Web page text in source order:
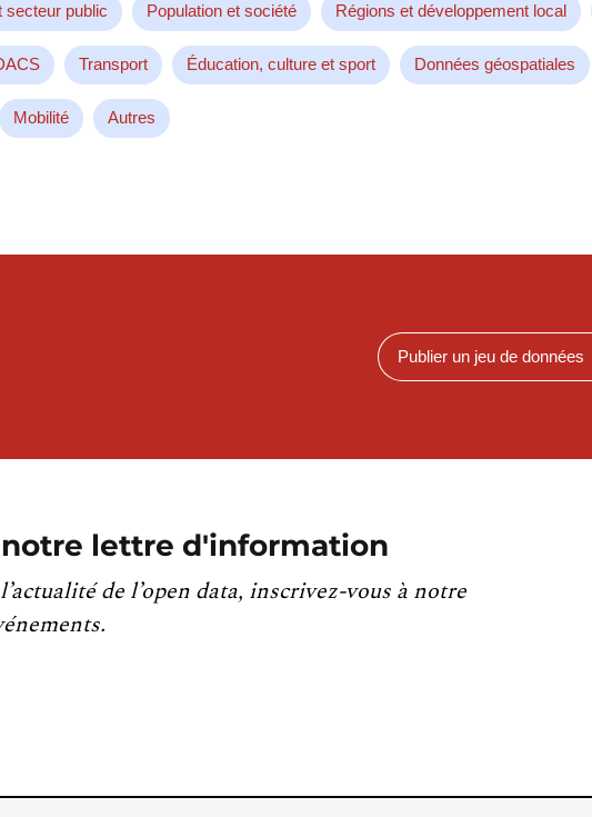
secteur public Population et société Régions et développement local
Transport Éducation, culture et sport Données géospatiales
Mobilité Autres
Publier un jeu de données
lettre d'information
de l’open data, inscrivez-vous à notre